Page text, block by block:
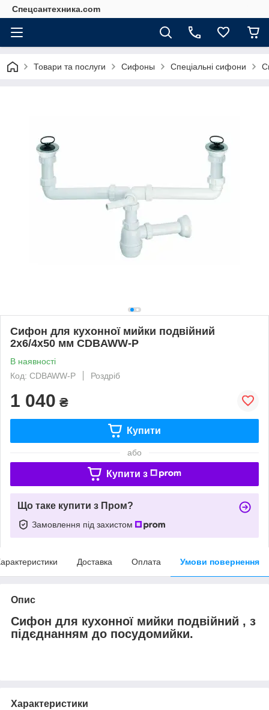
Спецсантехника.com
Товари та послуги Сифоны Спеціальні сифони
Сифон для кухонної мийки подвійний
2х6/4х50 мм CDBAWW-P
В наявності
Код: CDBAWW-P
Роздріб
1 040 ₴
Купити
або
Купити з
Що таке купити з Пром?
Замовлення під захистом
Доставка Оплата Умови повернення
Опис
Сифон для кухонної мийки подвійний , з
підєднанням до посудомийки.
Характеристики